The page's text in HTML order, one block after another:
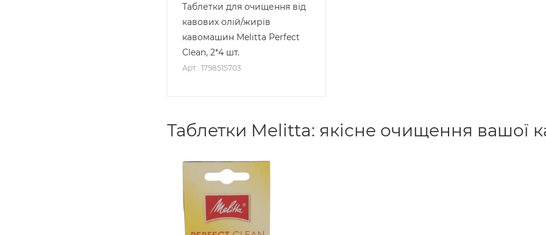
Таблетки для очищення від
кавових олій/жирів
кавомашин Melitta Perfect
Clean, 2*4 шт.
Арт.: 1798515703
Таблетки Melitta: якісне очищення вашої